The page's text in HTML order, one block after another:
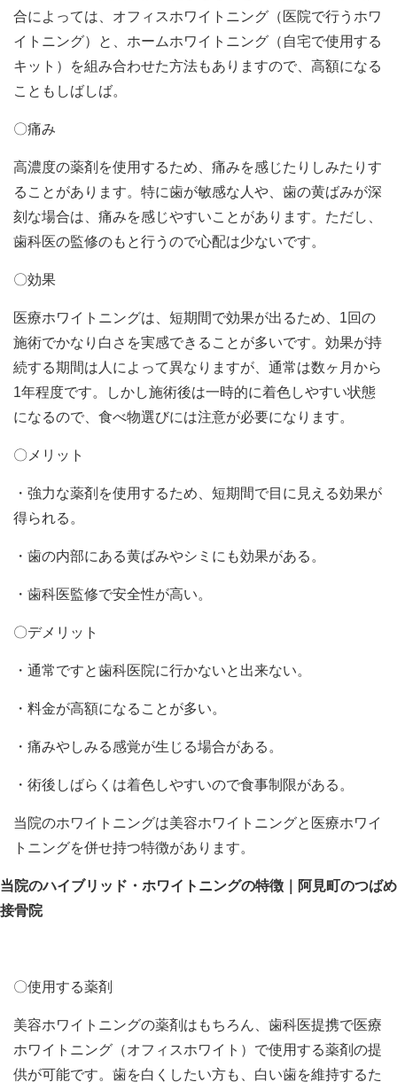
合によっては、オフィスホワイトニング（医院で行うホワ
イトニング）と、ホームホワイトニング（自宅で使用する
キット）を組み合わせた方法もありますので、高額になる
こともしばしば。
〇痛み
高濃度の薬剤を使用するため、痛みを感じたりしみたりす
ることがあります。特に歯が敏感な人や、歯の黄ばみが深
刻な場合は、痛みを感じやすいことがあります。ただし、
歯科医の監修のもと行うので心配は少ないです。
〇効果
医療ホワイトニングは、短期間で効果が出るため、 1回の
施術でかなり白さを実感できることが多いです。効果が持
続する期間は人によって異なりますが、通常は数ヶ月から
1年程度です。しかし施術後は一時的に着色しやすい状態
になるので、食べ物選びには注意が必要になります。
〇メリット
・強力な薬剤を使用するため、短期間で目に見える効果が
得られる。
・歯の内部にある黄ばみやシミにも効果がある。
・歯科医監修で安全性が高い。
〇デメリット
・通常ですと歯科医院に行かないと出来ない。
・料金が高額になることが多い。
・痛みやしみる感覚が生じる場合がある。
・術後しばらくは着色しやすいので食事制限がある。
当院のホワイトニングは美容ホワイトニングと医療ホワイ
トニングを併せ持つ特徴があります。
当院のハイブリッド・ホワイトニングの特徴｜阿見町のつばめ
接骨院
〇使用する薬剤
美容ホワイトニングの薬剤はもちろん、歯科医提携で医療
ホワイトニング（オフィスホワイト）で使用する薬剤の提
供が可能です。歯を白くしたい方も、白い歯を維持するた